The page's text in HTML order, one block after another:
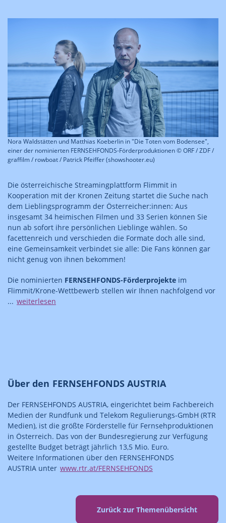
Nora Waldstätten und Matthias Koeberlin in "Die Toten vom Bodensee",
einer der nominierten FERNSEHFONDS-Förderproduktionen © ORF / ZDF /
graffilm / rowboat / Patrick Pfeiffer (showshooter.eu)
Die österreichische Streamingplattform Flimmit in
Kooperation mit der Kronen Zeitung startet die Suche nach
dem Lieblingsprogramm der Österreicher:innen: Aus
insgesamt 34 heimischen Filmen und 33 Serien können Sie
nun ab sofort ihre persönlichen Lieblinge wählen. So
facettenreich und verschieden die Formate doch alle sind,
eine Gemeinsamkeit verbindet sie alle: Die Fans können gar
nicht genug von ihnen bekommen!
Die nominierten FERNSEHFONDS-Förderprojekte im
Flimmit/Krone-Wettbewerb stellen wir Ihnen nachfolgend vor
... weiterlesen
Über den FERNSEHFONDS AUSTRIA
Der FERNSEHFONDS AUSTRIA, eingerichtet beim Fachbereich
Medien der Rundfunk und Telekom Regulierungs-GmbH (RTR
Medien), ist die größte Förderstelle für Fernsehproduktionen
in Österreich. Das von der Bundesregierung zur Verfügung
gestellte Budget beträgt jährlich 13,5 Mio. Euro.
Weitere Informationen über den FERNSEHFONDS
AUSTRIA unter www.rtr.at/FERNSEHFONDS
Zurück zur Themenübersicht